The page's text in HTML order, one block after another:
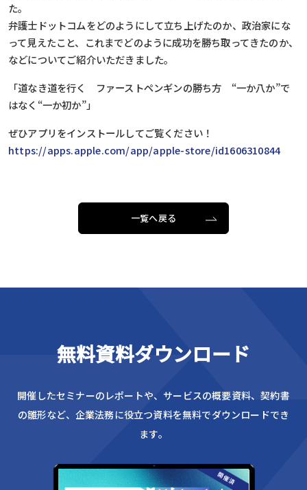
た。
弁護士ドットコムをどのようにして立ち上げたのか、政治家にな
って見えたこと、これまでどのように成功を勝ち取ってきたのか、
などについてご紹介いただきました。
「道なき道を行く ファーストペンギンの勝ち方 “一か八か”で
はなく“一か初か”」
ぜひアプリをインストールしてご覧ください！
https://apps.apple.com/app/apple-store/id1606310844
一覧へ戻る
無料資料ダウンロード
開催したセミナーのレポートや、サービスの概要資料、契約書
の雛形など、企業法務に役立つ資料を無料でダウンロードでき
ます。